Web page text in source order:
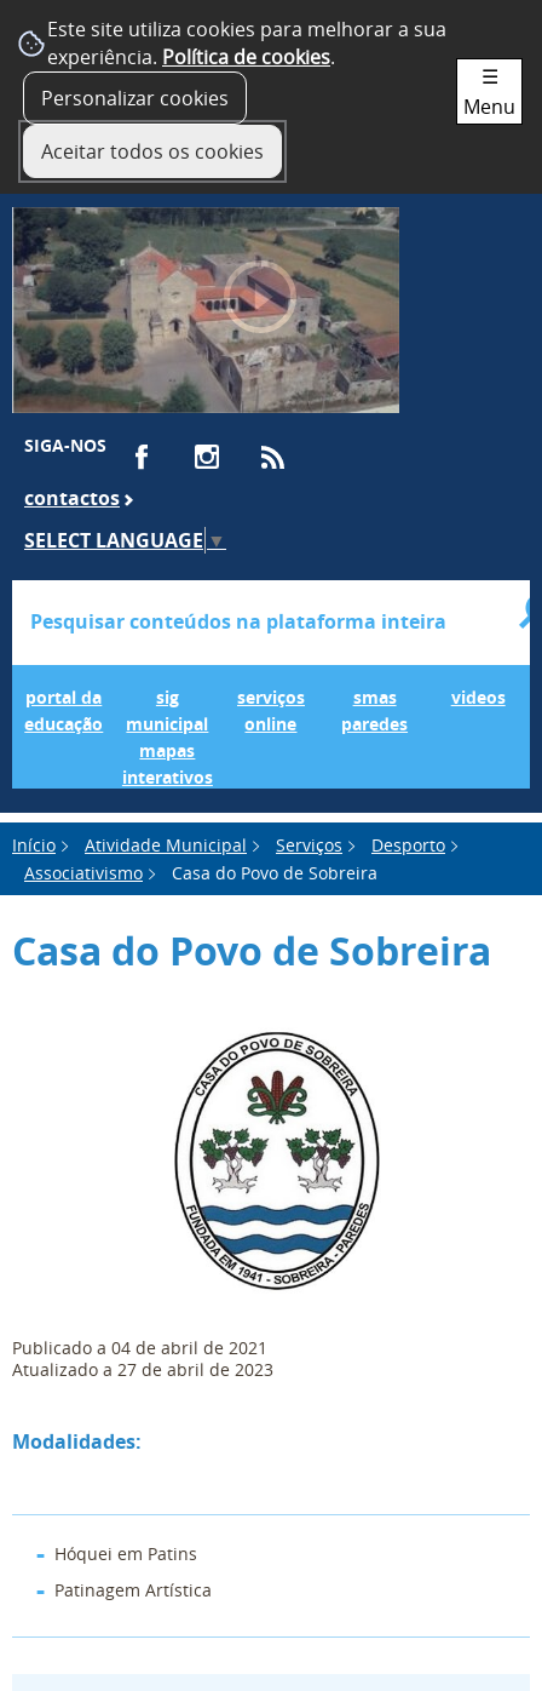
Este site utiliza cookies para melhorar a sua
experiência. Política de cookies.
Personalizar cookies
Aceitar todos os cookies
SIGA-NOS
contactos
SELECT LANGUAGE ▼
portal da
educação
sig
municipal
mapas
interativos
serviços
online
smas
paredes
videos
☰
Menu
Início Atividade Municipal Serviços
Desporto
Associativismo
Casa do Povo de Sobreira
Casa do Povo de Sobreira
Publicado a 04 de abril de 2021
Atualizado a 27 de abril de 2023
Modalidades:
Hóquei em Patins
Patinagem Artística